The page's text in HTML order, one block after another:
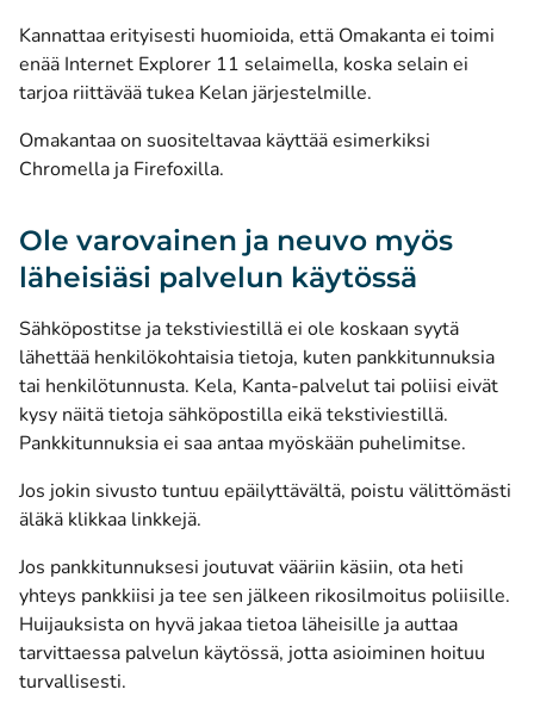
Kannattaa erityisesti huomioida, että Omakanta ei toimi
enää Internet Explorer 11 selaimella, koska selain ei
tarjoa riittävää tukea Kelan järjestelmille.
Omakantaa on suositeltavaa käyttää esimerkiksi
Chromella ja Firefoxilla.
Ole varovainen ja neuvo myös
läheisiäsi palvelun käytössä
Sähköpostitse ja tekstiviestillä ei ole koskaan syytä
lähettää henkilökohtaisia tietoja, kuten pankkitunnuksia
tai henkilötunnusta. Kela, Kanta-palvelut tai poliisi eivät
kysy näitä tietoja sähköpostilla eikä tekstiviestillä.
Pankkitunnuksia ei saa antaa myöskään puhelimitse.
Jos jokin sivusto tuntuu epäilyttävältä, poistu välittömästi
äläkä klikkaa linkkejä.
Jos pankkitunnuksesi joutuvat vääriin käsiin, ota heti
yhteys pankkiisi ja tee sen jälkeen rikosilmoitus poliisille.
Huijauksista on hyvä jakaa tietoa läheisille ja auttaa
tarvittaessa palvelun käytössä, jotta asioiminen hoituu
turvallisesti.